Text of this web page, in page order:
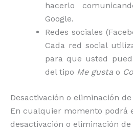
hacerlo
Google.
Redes sociales
Cada red social
para que usted
del tipo Me gusta o
Desactivación o eliminación de
En cualquier momento podrá
desactivación o eliminación